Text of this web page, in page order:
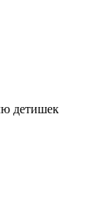
детишек